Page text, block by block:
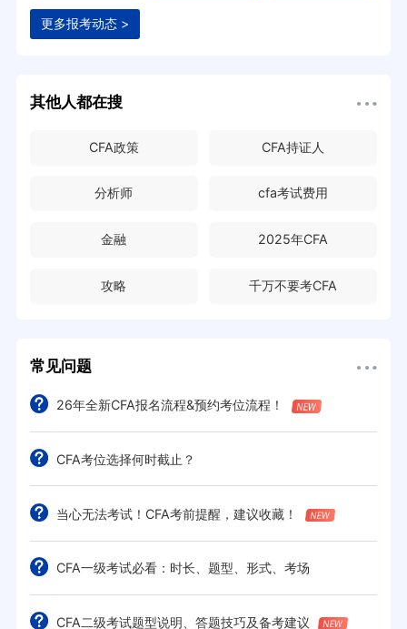
更多报考动态 >
其他人都在搜
CFA政策 CFA持证人
分析师 cfa考试费用
金融 2025年CFA
攻略 千万不要考CFA
常见问题
26年全新CFA报名流程&预约考位流程！
CFA考位选择何时截止？
当心无法考试！CFA考前提醒，建议收藏！
CFA一级考试必看：时长、题型、形式、考场
CFA二级考试题型说明、答题技巧及备考建议